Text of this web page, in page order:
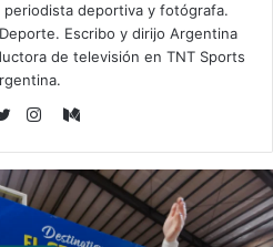
periodista deportiva y fotógrafa.
Escribo y dirijo Argentina
de televisión en TNT Sports
Medium